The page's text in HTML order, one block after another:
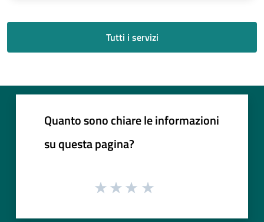
Tutti i servizi
Quanto sono chiare le informazioni
su questa pagina?